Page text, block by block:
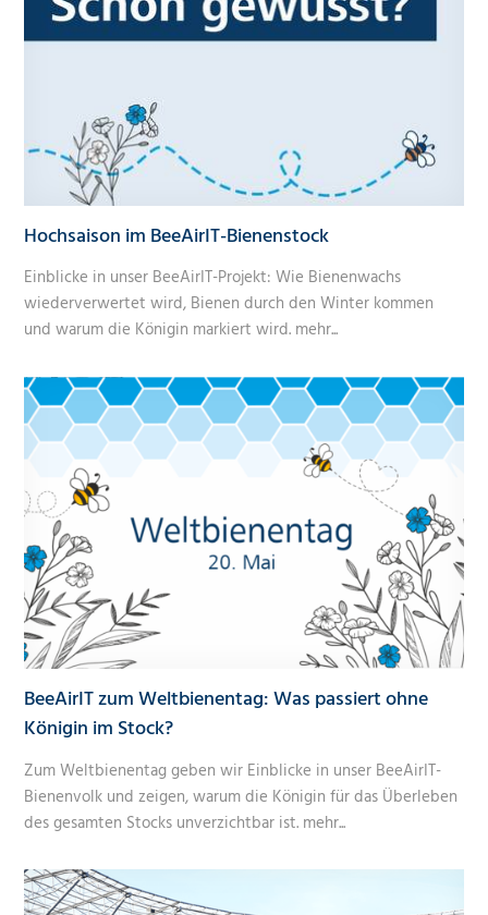
Hochsaison im BeeAirIT-Bienenstock
Einblicke in unser BeeAirIT-Projekt: Wie Bienenwachs
wiederverwertet wird, Bienen durch den Winter kommen
und warum die Königin markiert wird. mehr...
BeeAirIT zum Weltbienentag: Was passiert ohne
Königin im Stock?
Zum Weltbienentag geben wir Einblicke in unser BeeAirIT-
Bienenvolk und zeigen, warum die Königin für das Überleben
des gesamten Stocks unverzichtbar ist. mehr...